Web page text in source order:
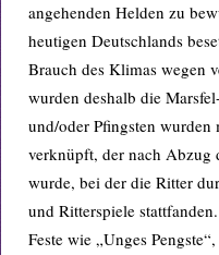
angehenden Helden zu
heutigen Deutschlands
Brauch des Klimas wegen
wurden deshalb die
und/oder Pfingsten
verknüpft, der nach Abzug
wurde, bei der die Ritter
und Ritterspiele
Feste wie „Unges